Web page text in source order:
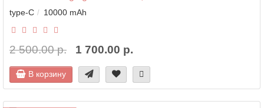
type-C 10000 mAh
2 500.00 р. 1 700.00 р.
В корзину